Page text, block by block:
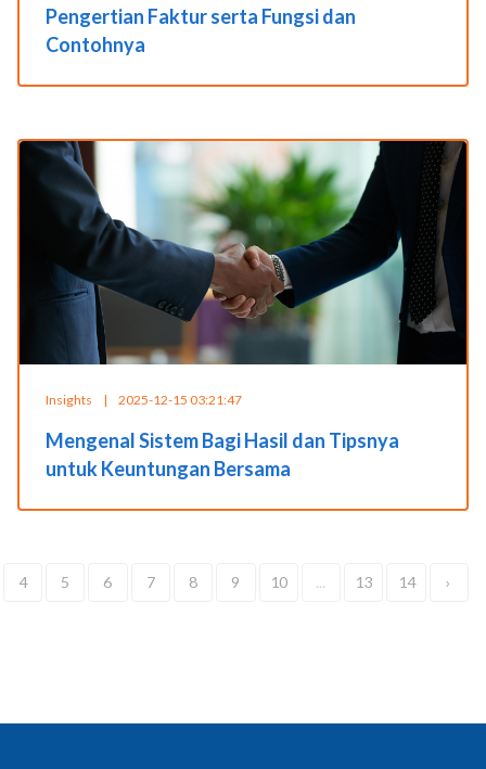
Pengertian Faktur serta Fungsi dan
Contohnya
Insights | 2025-12-15 03:21:47
Mengenal Sistem Bagi Hasil dan Tipsnya
untuk Keuntungan Bersama
4 5 6 7 8 9 10 ... 13 14 ›